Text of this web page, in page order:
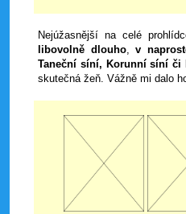
Nejúžasnější na celé
libovolně dlouho,v
Taneční síní, Korunní síní či
skutečná žeň. Vážně mi dalo